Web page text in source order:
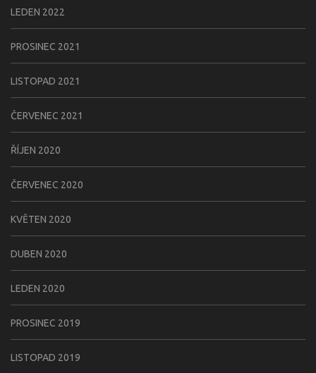
LEDEN 2022
PROSINEC 2021
LISTOPAD 2021
ČERVENEC 2021
ŘÍJEN 2020
ČERVENEC 2020
KVĚTEN 2020
DUBEN 2020
LEDEN 2020
PROSINEC 2019
LISTOPAD 2019